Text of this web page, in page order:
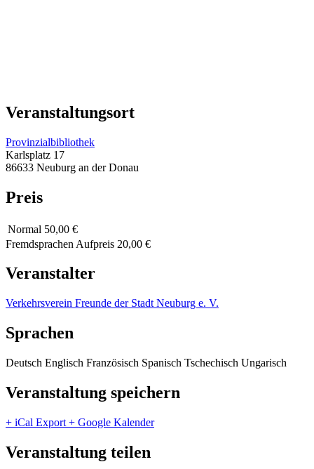
Veranstaltungsort
Provinzialbibliothek
Karlsplatz 17
86633 Neuburg an der Donau
Preis
Normal 50,00 €
Fremdsprachen Aufpreis 20,00 €
Veranstalter
Verkehrsverein Freunde der Stadt Neuburg e. V.
Sprachen
Deutsch Englisch Französisch Spanisch Tschechisch Ungarisch
Veranstaltung speichern
+ iCal Export + Google Kalender
Veranstaltung teilen